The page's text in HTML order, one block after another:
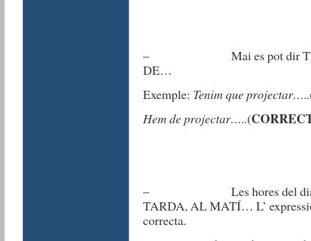
– Mai es pot dir TENIR
DE…
Exemple: Tenim que projectar…..
Hem de projectar…..(
– Les hores del dia són
TARDA, AL MATÍ… L’
correcta.